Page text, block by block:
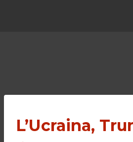
L’Ucraina,